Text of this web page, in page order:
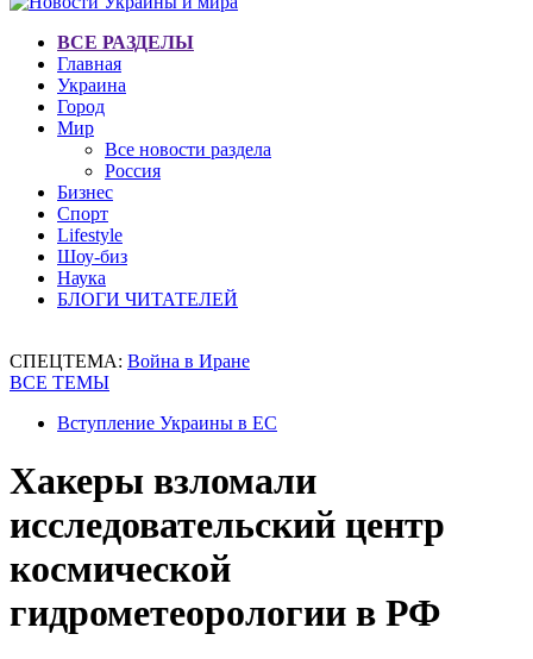
ВСЕ РАЗДЕЛЫ
Главная
Украина
Город
Мир
Все новости раздела
Россия
Бизнес
Спорт
Lifestyle
Шоу-биз
Наука
БЛОГИ ЧИТАТЕЛЕЙ
СПЕЦТЕМА: Война в Иране
ВСЕ ТЕМЫ
Вступление Украины в ЕС
Хакеры взломали
исследовательский центр
космической
гидрометеорологии в РФ